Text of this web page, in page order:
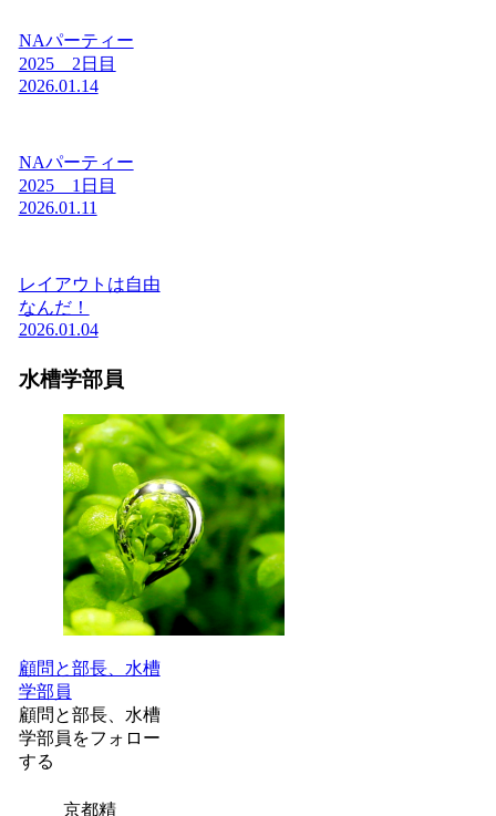
NAパーティー
2025 2日目
2026.01.14
NAパーティー
2025 1日目
2026.01.11
レイアウトは自由
なんだ！
2026.01.04
水槽学部員
顧問と部長、水槽
学部員
顧問と部長、水槽
学部員をフォロー
する
京都精